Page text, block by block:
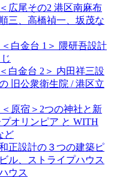
広尾その2 港区南麻布
三、高橋禎一、坂茂な
白金台 1＞ 隈研吾設計
白金台 2＞ 内田祥三設
旧公衆衛生院 / 港区立
原宿＞2つの神社と新
プオリンピア と WITH
ど
正設計の３つの建築ピ
ル、ストライプハウス
ウス